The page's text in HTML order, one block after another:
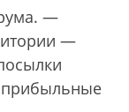
—
—
прибыльные